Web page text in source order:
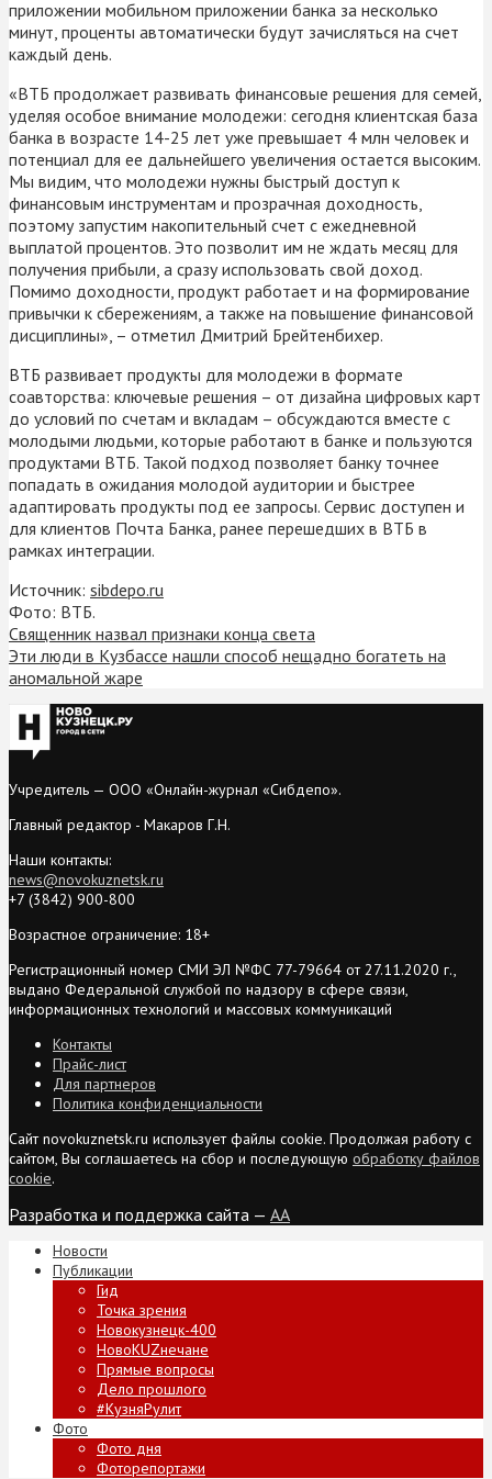
приложении мобильном приложении банка за несколько
минут, проценты автоматически будут зачисляться на счет
каждый день.
«ВТБ продолжает развивать финансовые решения для семей,
уделяя особое внимание молодежи: сегодня клиентская база
банка в возрасте 14-25 лет уже превышает 4 млн человек и
потенциал для ее дальнейшего увеличения остается высоким.
Мы видим, что молодежи нужны быстрый доступ к
финансовым инструментам и прозрачная доходность,
поэтому запустим накопительный счет с ежедневной
выплатой процентов. Это позволит им не ждать месяц для
получения прибыли, а сразу использовать свой доход.
Помимо доходности, продукт работает и на формирование
привычки к сбережениям, а также на повышение финансовой
дисциплины», – отметил Дмитрий Брейтенбихер.
ВТБ развивает продукты для молодежи в формате
соавторства: ключевые решения – от дизайна цифровых карт
до условий по счетам и вкладам – обсуждаются вместе с
молодыми людьми, которые работают в банке и пользуются
продуктами ВТБ. Такой подход позволяет банку точнее
попадать в ожидания молодой аудитории и быстрее
адаптировать продукты под ее запросы. Сервис доступен и
для клиентов Почта Банка, ранее перешедших в ВТБ в
рамках интеграции.
Источник: sibdepo.ru
Фото: ВТБ.
Священник назвал признаки конца света
Эти люди в Кузбассе нашли способ нещадно богатеть на
аномальной жаре
Учредитель — ООО «Онлайн-журнал «Сибдепо».
Главный редактор - Макаров Г.Н.
Наши контакты:
news@novokuznetsk.ru
+7 (3842) 900-800
Возрастное ограничение: 18+
Регистрационный номер СМИ ЭЛ №ФС 77-79664 от 27.11.2020 г.,
выдано Федеральной службой по надзору в сфере связи,
информационных технологий и массовых коммуникаций
Контакты
Прайс-лист
Для партнеров
Политика конфиденциальности
Сайт novokuznetsk.ru использует файлы cookie. Продолжая работу с
сайтом, Вы соглашаетесь на сбор и последующую обработку файлов
cookie.
Разработка и поддержка сайта — AA
Новости
Публикации
Гид
Точка зрения
Новокузнецк-400
НовоKUZнечане
Прямые вопросы
Дело прошлого
#КузняРулит
Фото
Фото дня
Фоторепортажи